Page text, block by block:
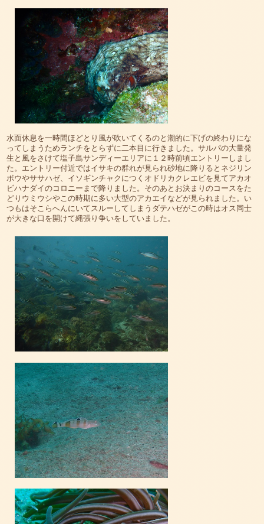
水面休息を一時間ほどとり風が吹いてくるのと潮的に下げの終わりにな
ってしまうためランチをとらずに二本目に行きました。サルパの大量発
生と風をさけて塩子島サンディーエリアに１２時前頃エントリーしまし
た。エントリー付近ではイサキの群れが見られ砂地に降りるとネジリン
ボウやササハゼ、イソギンチャクにつくオドリカクレエビを見てアカオ
ビハナダイのコロニーまで降りました。そのあとお決まりのコースをた
どりウミウシやこの時期に多い大型のアカエイなどが見られました。い
つもはそこらへんにいてスルーしてしまうダテハゼがこの時はオス同士
が大きな口を開けて縄張り争いをしていました。